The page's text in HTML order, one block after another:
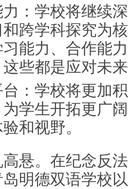
：学校将继续
和跨学科探究为
习 能力、合作能
些都是应对未
：学校将更加
学生开拓更广
和视野。
悬。在纪念反
明德双语学校